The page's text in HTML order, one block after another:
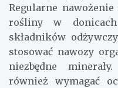
Regularne
rośliny w
składników
stosować nawozy
niezbędne
również wymagać